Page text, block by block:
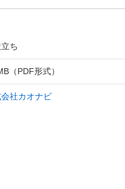
ち
（PDF形式）
社カオナビ